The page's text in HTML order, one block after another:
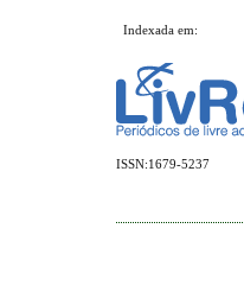
Indexada em:
ISSN:1679-5237